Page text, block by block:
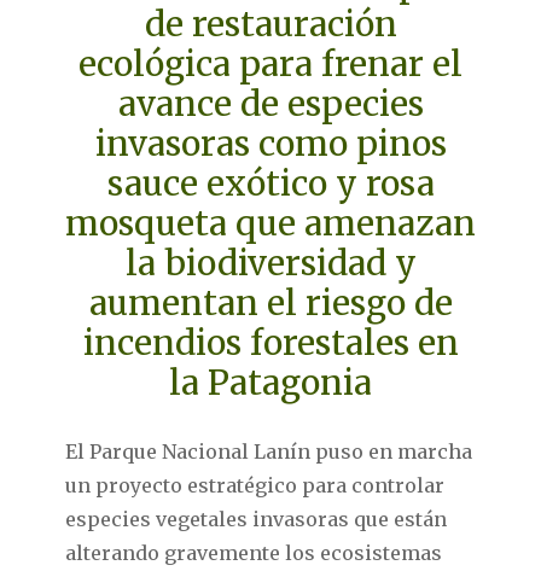
de restauración
ecológica para frenar el
avance de especies
invasoras como pinos
sauce exótico y rosa
mosqueta que amenazan
la biodiversidad y
aumentan el riesgo de
incendios forestales en
la Patagonia
El Parque Nacional Lanín puso en marcha
un proyecto estratégico para controlar
especies vegetales invasoras que están
alterando gravemente los ecosistemas